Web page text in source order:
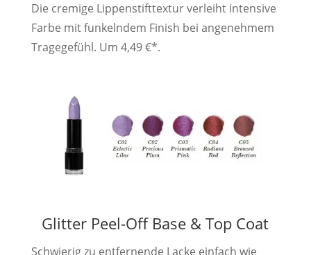
Die cremige Lippenstifttextur verleiht intensive
Farbe mit funkelndem Finish bei angenehmem
Tragegefühl. Um 4,49 €*.
Glitter Peel-Off Base & Top Coat
Schwierig zu entfernende Lacke einfach wie